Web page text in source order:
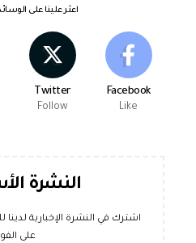
اعثر علينا على
Facebook
Like
Twitter
Follow
النشرة
اشترك في النشرة الإخبارية
على